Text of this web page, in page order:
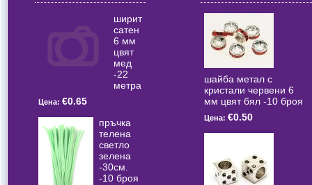
ширит
сатен
6 мм
цвят
мед
-22
метра
Цена: €0.65
пръчка
телена
светлo
зелена
-30см.
-10 броя
шайба метал с
кристали червени 6
мм цвят бял -10 броя
Цена: €0.50